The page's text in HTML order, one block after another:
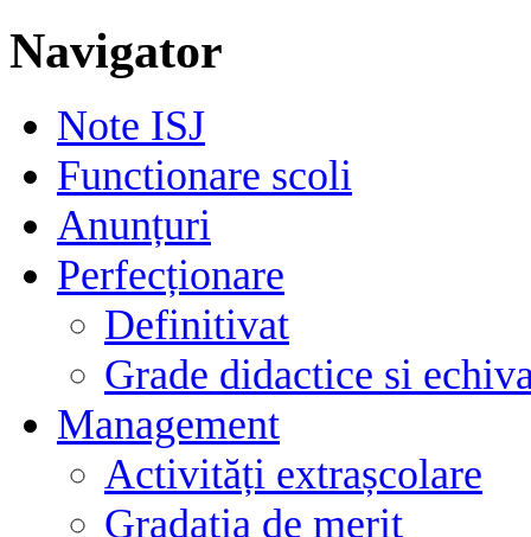
Navigator
Note ISJ
Functionare scoli
Anunțuri
Perfecționare
Definitivat
Grade didactice si
Management
Activități extrașcolare
Gradația de merit